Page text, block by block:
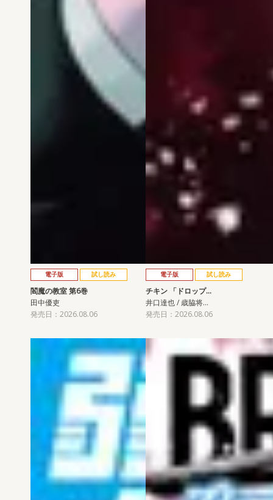
電子版 試し読み
閻魔の教室 第6巻
田中優吏
発売日：2026.08.06
電子版 試し読み
チキン 「ドロップ…
井口達也 / 歳脇将…
発売日：2026.08.06